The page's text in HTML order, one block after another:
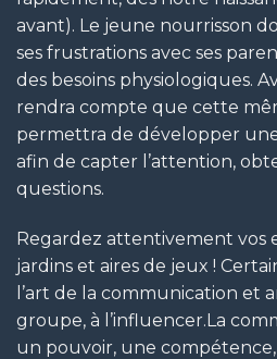
avant). Le jeune nourrisson
ses frustrations avec ses
des besoins physiologiques.
rendra compte que cette
permettra de développer
afin de capter l’attention,
questions.
Regardez attentivement vos
jardins et aires de jeux !
l’art de la communication et
groupe, à l’influencer.La
un pouvoir, une